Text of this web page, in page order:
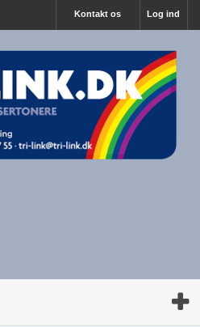
Log ind
Kontakt os